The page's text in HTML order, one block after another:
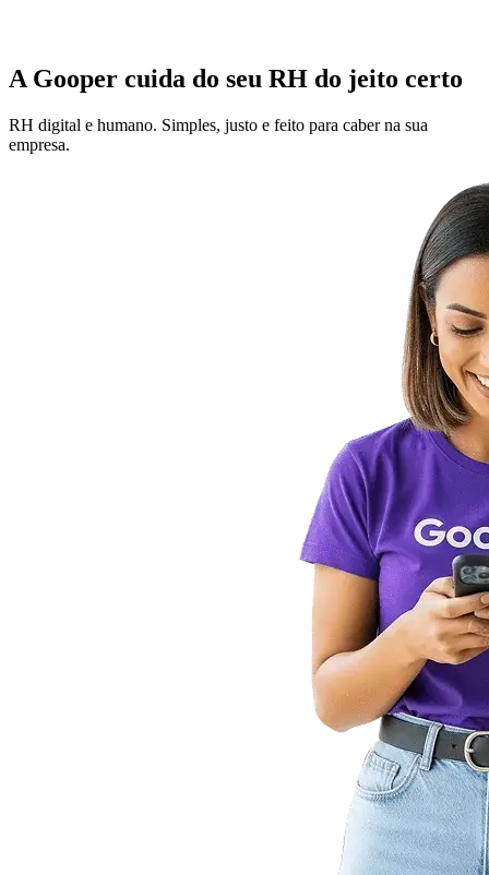
A Gooper cuida do seu RH do jeito certo
RH digital e humano. Simples, justo e feito para caber na sua
empresa.